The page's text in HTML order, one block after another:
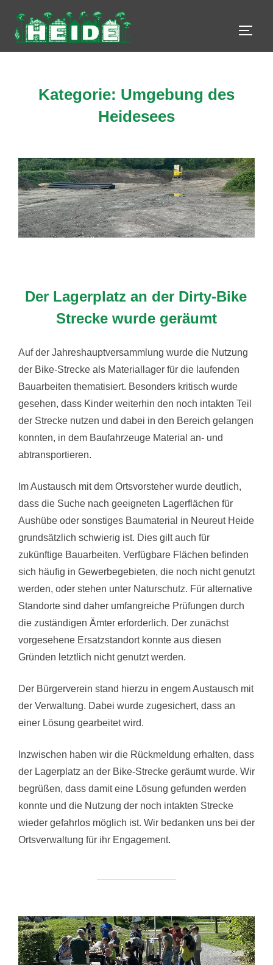
Inhalt
springen
Kategorie: Umgebung des
Heidesees
Der Lagerplatz an der Dirty-Bike
Strecke wurde geräumt
Auf der Jahreshauptversammlung wurde die Nutzung
der Bike-Strecke als Materiallager für die laufenden
Bauarbeiten thematisiert. Besonders kritisch wurde
gesehen, dass Kinder weiterhin den noch intakten Teil
der Strecke nutzen und dabei in den Bereich gelangen
konnten, in dem Baufahrzeuge Material an- und
abtransportieren.
Im Austausch mit dem Ortsvorsteher wurde deutlich,
dass die Suche nach geeigneten Lagerflächen für
Aushübe oder sonstiges Baumaterial in Neureut Heide
grundsätzlich schwierig ist. Dies gilt auch für
zukünftige Bauarbeiten. Verfügbare Flächen befinden
sich häufig in Gewerbegebieten, die noch nicht genutzt
werden, oder stehen unter Naturschutz. Für alternative
Standorte sind daher umfangreiche Prüfungen durch
die zuständigen Ämter erforderlich. Der zunächst
vorgesehene Ersatzstandort konnte aus diesen
Gründen letztlich nicht genutzt werden.
Der Bürgerverein stand hierzu in engem Austausch mit
der Verwaltung. Dabei wurde zugesichert, dass an
einer Lösung gearbeitet wird.
Inzwischen haben wir die Rückmeldung erhalten, dass
der Lagerplatz an der Bike-Strecke geräumt wurde. Wir
begrüßen, dass damit eine Lösung gefunden werden
konnte und die Nutzung der noch intakten Strecke
wieder gefahrlos möglich ist. Wir bedanken uns bei der
Ortsverwaltung für ihr Engagement.